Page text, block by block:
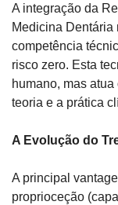
A integração da
Medicina Dentária
competência
risco zero. Esta
humano, mas
teoria e a prática
A Evolução do
A principal
proprioceção